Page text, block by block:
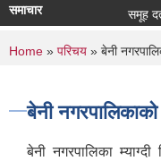
समाचार समूह
You are
Home » परिचय » बेनी
बेनी नगरपालिकाको
बेनी नगरपालिका